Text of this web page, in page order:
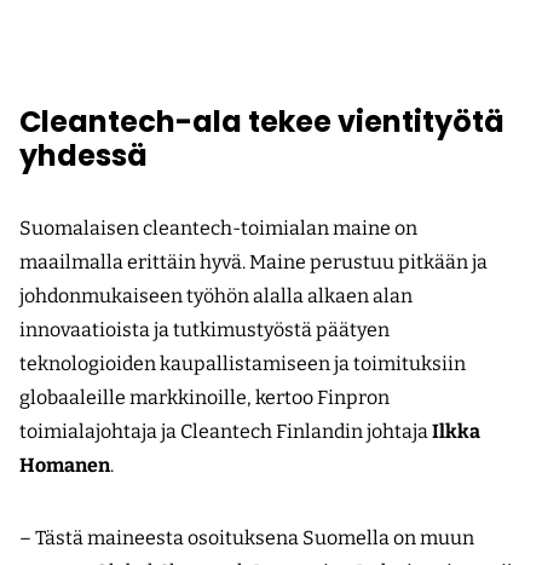
Cleantech-ala tekee vientityötä
yhdessä
Suomalaisen cleantech-toimialan maine on
maailmalla erittäin hyvä. Maine perustuu pitkään ja
johdonmukaiseen työhön alalla alkaen alan
innovaatioista ja tutkimustyöstä päätyen
teknologioiden kaupallistamiseen ja toimituksiin
globaaleille markkinoille, kertoo Finpron
toimialajohtaja ja Cleantech Finlandin johtajaIlkka
Homanen.
– Tästä maineesta osoituksena Suomella on muun